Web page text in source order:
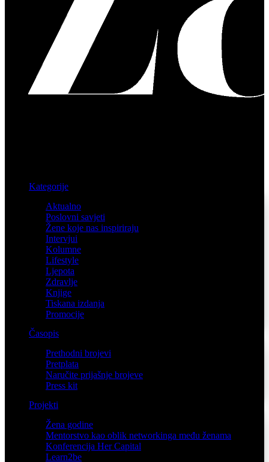
Kategorije
Aktualno
Poslovni savjeti
Žene koje nas inspiriraju
Intervjui
Kolumne
Lifestyle
Ljepota
Zdravlje
Knjige
Tiskana izdanja
Promocije
Časopis
Prethodni brojevi
Pretplata
Naručite prijašnje brojeve
Press kit
Projekti
Žena godine
Mentorstvo kao oblik networkinga među ženama
Konferencija Her Capital
Learn2be